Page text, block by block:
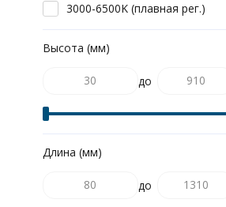
3000-6500K (плавная рег.)
Высота (мм)
до
Длина (мм)
до